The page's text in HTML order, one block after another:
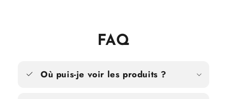
FAQ
Où puis-je voir les produits ?